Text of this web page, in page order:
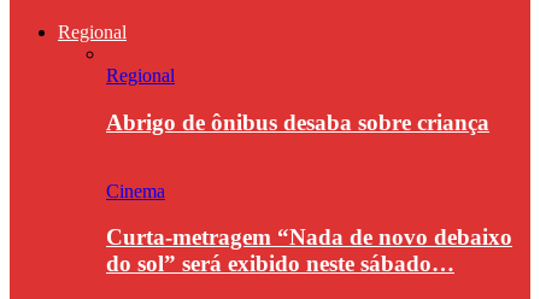
Regional
Regional
Abrigo de ônibus desaba sobre criança
Cinema
Curta-metragem “Nada de novo debaixo
do sol” será exibido neste sábado…